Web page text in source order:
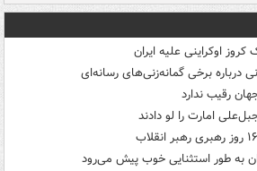
اوکراینی علیه ایران
درباره برخی گمانه‌زنی‌های رسانه‌ای
رقیب ندارد
امارت را لو دادند
به طور استثنایی خوب پیش می‌رود